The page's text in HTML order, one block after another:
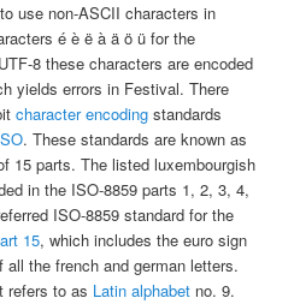
use non-ASCII characters in
é è ë à ä ö ü for the
8 these characters are encoded
yields errors in Festival. There
character encoding standards
. These standards are known as
15 parts. The listed luxembourgish
in the ISO-8859 parts 1, 2, 3, 4,
ISO-8859 standard for the
15, which includes the euro sign
the french and german letters.
refers to as Latin alphabet no. 9.